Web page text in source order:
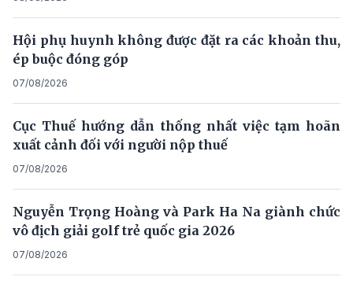
Hội phụ huynh không được đặt ra các khoản thu,
ép buộc đóng góp
07/08/2026
Cục Thuế hướng dẫn thống nhất việc tạm hoãn
xuất cảnh đối với người nộp thuế
07/08/2026
Nguyễn Trọng Hoàng và Park Ha Na giành chức
vô địch giải golf trẻ quốc gia 2026
07/08/2026